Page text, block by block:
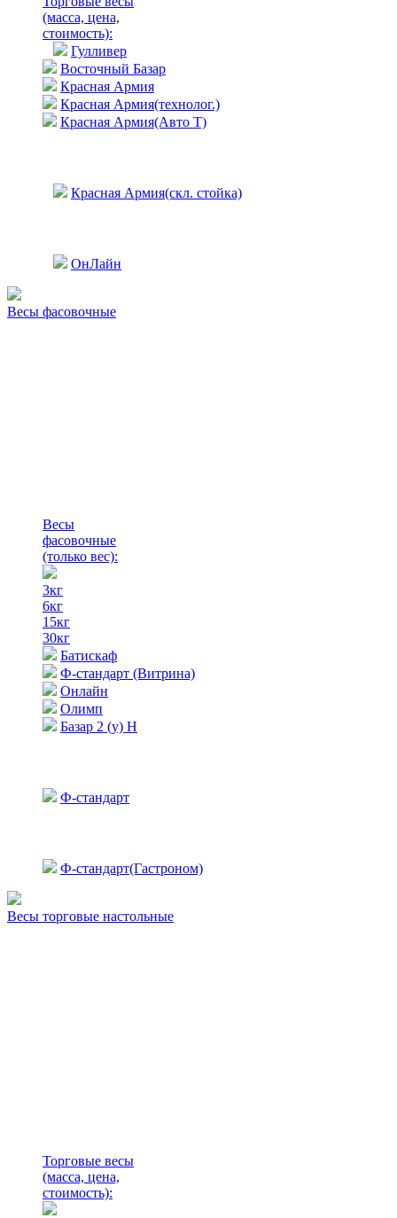
(масса, цена,
стоимость):
Гулливер
Восточный Базар
Красная Армия
Красная Армия(технолог.)
Красная Армия(Авто Т)
Красная Армия(скл. стойка)
ОнЛайн
Весы фасовочные
Весы
фасовочные
(только вес):
3кг
6кг
15кг
30кг
Батискаф
Ф-стандарт (Витрина)
Онлайн
Олимп
Базар 2 (у) Н
Ф-стандарт
Ф-стандарт(Гастроном)
Весы торговые настольные
Торговые весы
(масса, цена,
стоимость):